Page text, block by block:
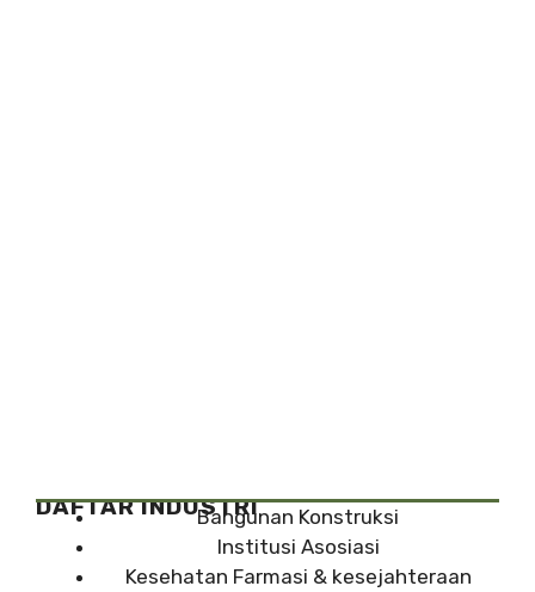
DAFTAR INDUSTRIBangunan Konstruksi
Institusi Asosiasi
Kesehatan Farmasi & kesejahteraan